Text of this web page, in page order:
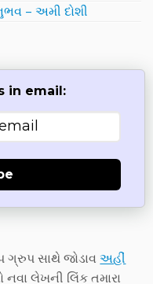
– અમી દોશી
in email:
ગ્રુપ સાથે જોડાવઅહીં
લેખની લિંક તમારા